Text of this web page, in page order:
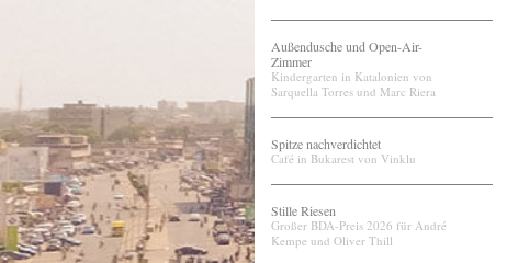
Außendusche und Open-Air-
Zimmer
Kindergarten in Katalonien von
Sarquella Torres und Marc Riera
Spitze nachverdichtet
Café in Bukarest von Vinklu
Stille Riesen
Großer BDA-Preis 2026 für André
Kempe und Oliver Thill